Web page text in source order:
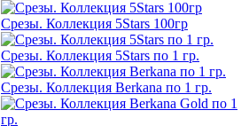
Срезы. Коллекция 5Stars 100гр
Срезы. Коллекция 5Stars по 1 гр.
Срезы. Коллекция Berkana по 1 гр.